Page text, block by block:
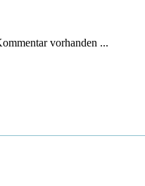
vorhanden ...